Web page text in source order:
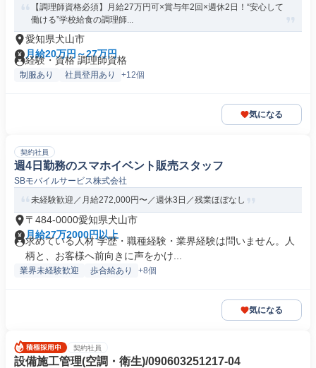
【調理師資格必須】月給27万円可×賞与年2回×週休2日！“安心して
働ける”学校給食の調理師...
愛知県犬山市
月給20万円～27万円
経験・資格 調理師資格
制服あり 社員登用あり +12個
気になる
契約社員
週4日勤務のスマホイベント販売スタッフ
SBモバイルサービス株式会社
未経験歓迎／月給272,000円〜／週休3日／残業ほぼなし
〒484-0000愛知県犬山市
月給27万2000円以上
求めている人材 学歴・職種経験・業界経験は問いません。人
柄と、お客様へ前向きに声をかけ...
業界未経験歓迎 歩合給あり +8個
気になる
契約社員
設備施工管理(空調・衛生)/090603251217-04